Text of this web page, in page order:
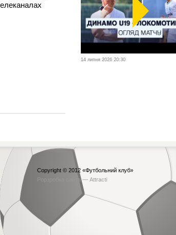
14 липня 2026 20:30
Copyright © 2012 «Футбольний клуб»
Рорзробка сайта — Attracti